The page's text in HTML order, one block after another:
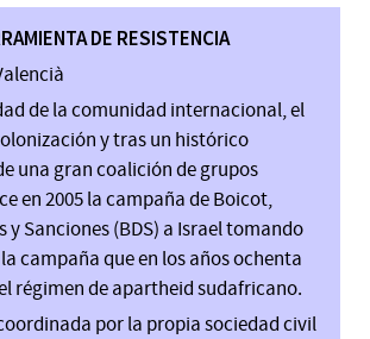
DE RESISTENCIA
de la comunidad internacional, el
y tras un histórico
una gran coalición de grupos
en 2005 la campaña de Boicot,
y Sanciones (BDS) a Israel tomando
campaña que en los años ochenta
régimen de apartheid sudafricano.
por la propia sociedad civil